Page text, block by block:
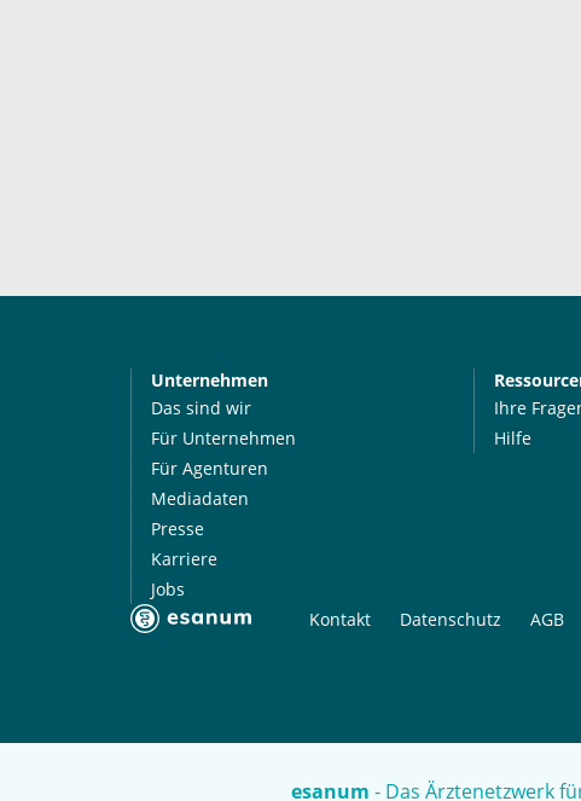
esanum - Das Ärztenetzwerk
Unternehmen
Das sind wir
Für Unternehmen
Für Agenturen
Mediadaten
Presse
Karriere
Jobs
Ihre
Hilfe
Kontakt Datenschutz AGB